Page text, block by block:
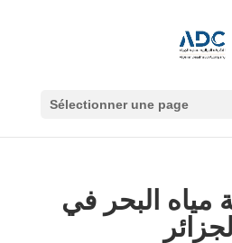
Sélectionner une page
مياه البحر في
الجزائر